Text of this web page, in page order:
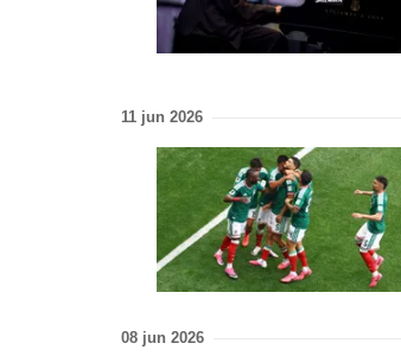
11 jun 2026
08 jun 2026